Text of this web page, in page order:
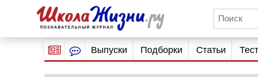
Выпуски Подборки Статьи